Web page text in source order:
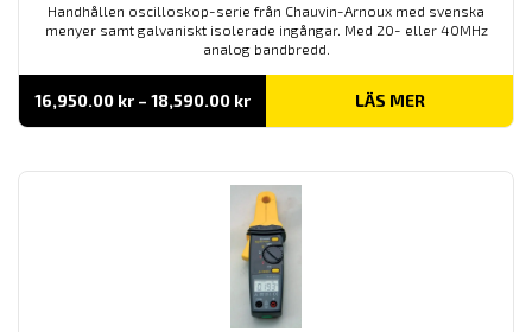
Handhållen oscilloskop-serie från Chauvin-Arnoux med svenska
menyer samt galvaniskt isolerade ingångar. Med 20- eller 40MHz
analog bandbredd.
16,950.00 kr – 18,590.00 krPrisintervall:
till
LÄS MER